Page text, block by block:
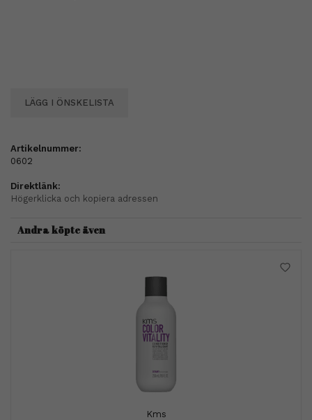
LÄGG I ÖNSKELISTA
Artikelnummer:
0602
Direktlänk:
Högerklicka och kopiera adressen
Andra köpte även
Kms